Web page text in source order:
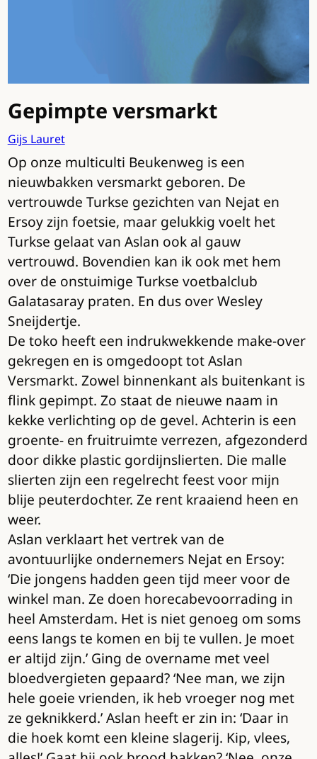
Gepimpte versmarkt
Gijs Lauret
Op onze multiculti Beukenweg is een
nieuwbakken versmarkt geboren. De
vertrouwde Turkse gezichten van Nejat en
Ersoy zijn foetsie, maar gelukkig voelt het
Turkse gelaat van Aslan ook al gauw
vertrouwd. Bovendien kan ik ook met hem
over de onstuimige Turkse voetbalclub
Galatasaray praten. En dus over Wesley
Sneijdertje.
De toko heeft een indrukwekkende make-over
gekregen en is omgedoopt tot Aslan
Versmarkt. Zowel binnenkant als buitenkant is
flink gepimpt. Zo staat de nieuwe naam in
kekke verlichting op de gevel. Achterin is een
groente- en fruitruimte verrezen, afgezonderd
door dikke plastic gordijnslierten. Die malle
slierten zijn een regelrecht feest voor mijn
blije peuterdochter. Ze rent kraaiend heen en
weer.
Aslan verklaart het vertrek van de
avontuurlijke ondernemers Nejat en Ersoy:
‘Die jongens hadden geen tijd meer voor de
winkel man. Ze doen horecabevoorrading in
heel Amsterdam. Het is niet genoeg om soms
eens langs te komen en bij te vullen. Je moet
er altijd zijn.’ Ging de overname met veel
bloedvergieten gepaard? ‘Nee man, we zijn
hele goeie vrienden, ik heb vroeger nog met
ze geknikkerd.’ Aslan heeft er zin in: ‘Daar in
die hoek komt een kleine slagerij. Kip, vlees,